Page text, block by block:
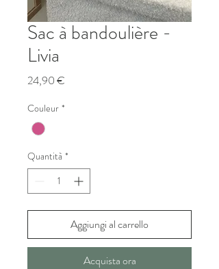
Sac à bandoulière -
Livia
24,90 €
Couleur *
Quantità *
Aggiungi al carrello
Acquista ora